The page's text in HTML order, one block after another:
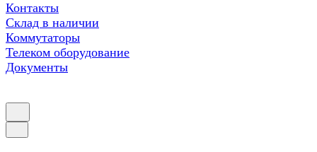
Контакты
Склад в наличии
Коммутаторы
Телеком оборудование
Документы